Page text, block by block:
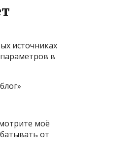
источниках
в
моё
от